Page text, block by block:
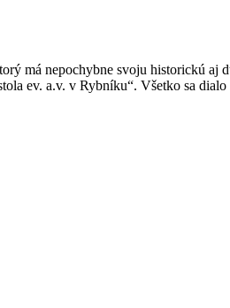
má nepochybne svoju historickú
ev. a.v. v Rybníku“. Všetko sa